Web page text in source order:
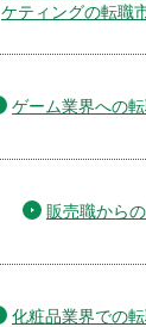
ケティングの転職
ゲーム業界への
販売職から
化粧品業界での